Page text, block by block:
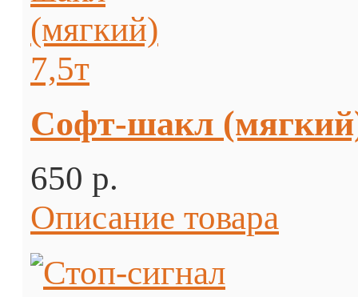
Софт-шакл
650 p.
Описание товара